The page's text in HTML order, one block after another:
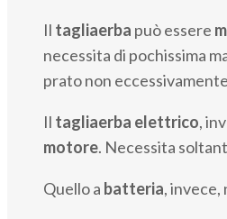
Il tagliaerba può essere
necessita di pochissima
prato non
Il tagliaerba elettrico,
motore. Necessita
Quello a batteria,